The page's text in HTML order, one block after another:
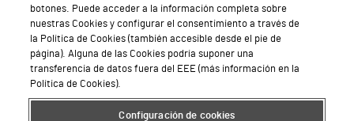
Teléfono Cita Médica
Teléfono Atención al Cliente
Política de seguridad y salud en el trabajo
Conoce a Supervita
botones. Puede acceder a la información completa sobre
nuestras Cookies y configurar el consentimiento a través de
la Política de Cookies (también accesible desde el pie de
página). Alguna de las Cookies podría suponer una
transferencia de datos fuera del EEE (más información en la
Política de Cookies).
Configuración de cookies